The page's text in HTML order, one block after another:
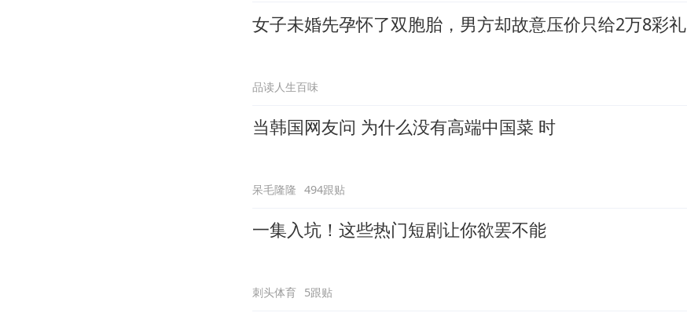
女子未婚先孕怀了双胞胎，男方却故意压价只给2万8彩礼
品读人生百味
当韩国网友问 为什么没有高端中国菜 时
呆毛隆隆 494跟贴
一集入坑！这些热门短剧让你欲罢不能
刺头体育 5跟贴